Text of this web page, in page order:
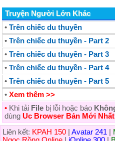
Truyện Người Lớn Khác
• Trên chiếc du thuyền
• Trên chiếc du thuyền - Part 2
• Trên chiếc du thuyền - Part 3
• Trên chiếc du thuyền - Part 4
• Trên chiếc du thuyền - Part 5
• Xem thêm >>
• Khi tải File bị lỗi hoặc báo
dùng Uc Browser Bản Mới Nhất
Liên kết: KPAH 150 Avatar 241